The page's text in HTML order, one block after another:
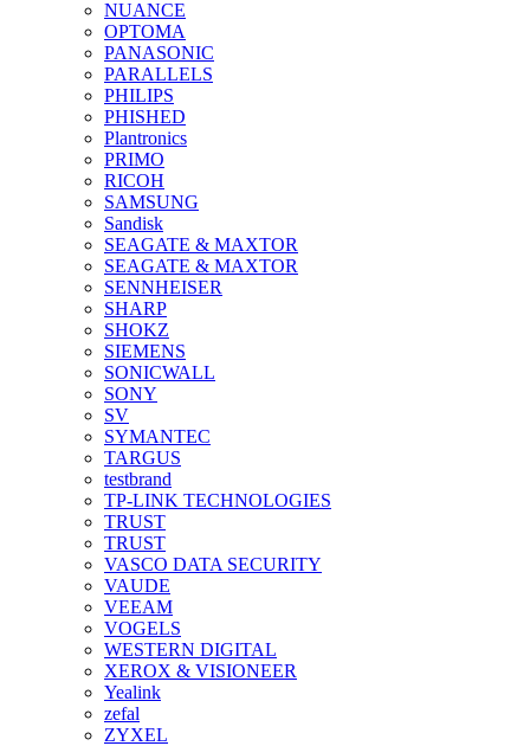
NUANCE
OPTOMA
PANASONIC
PARALLELS
PHILIPS
PHISHED
Plantronics
PRIMO
RICOH
SAMSUNG
Sandisk
SEAGATE & MAXTOR
SEAGATE & MAXTOR
SENNHEISER
SHARP
SHOKZ
SIEMENS
SONICWALL
SONY
SV
SYMANTEC
TARGUS
testbrand
TP-LINK TECHNOLOGIES
TRUST
TRUST
VASCO DATA SECURITY
VAUDE
VEEAM
VOGELS
WESTERN DIGITAL
XEROX & VISIONEER
Yealink
zefal
ZYXEL